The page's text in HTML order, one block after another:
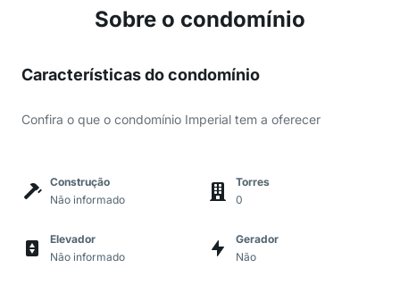
Sobre o condomínio
Características do condomínio
Confira o que o condomínio Imperial tem a oferecer
Construção
Não informado
Torres
0
Elevador
Não informado
Gerador
Não